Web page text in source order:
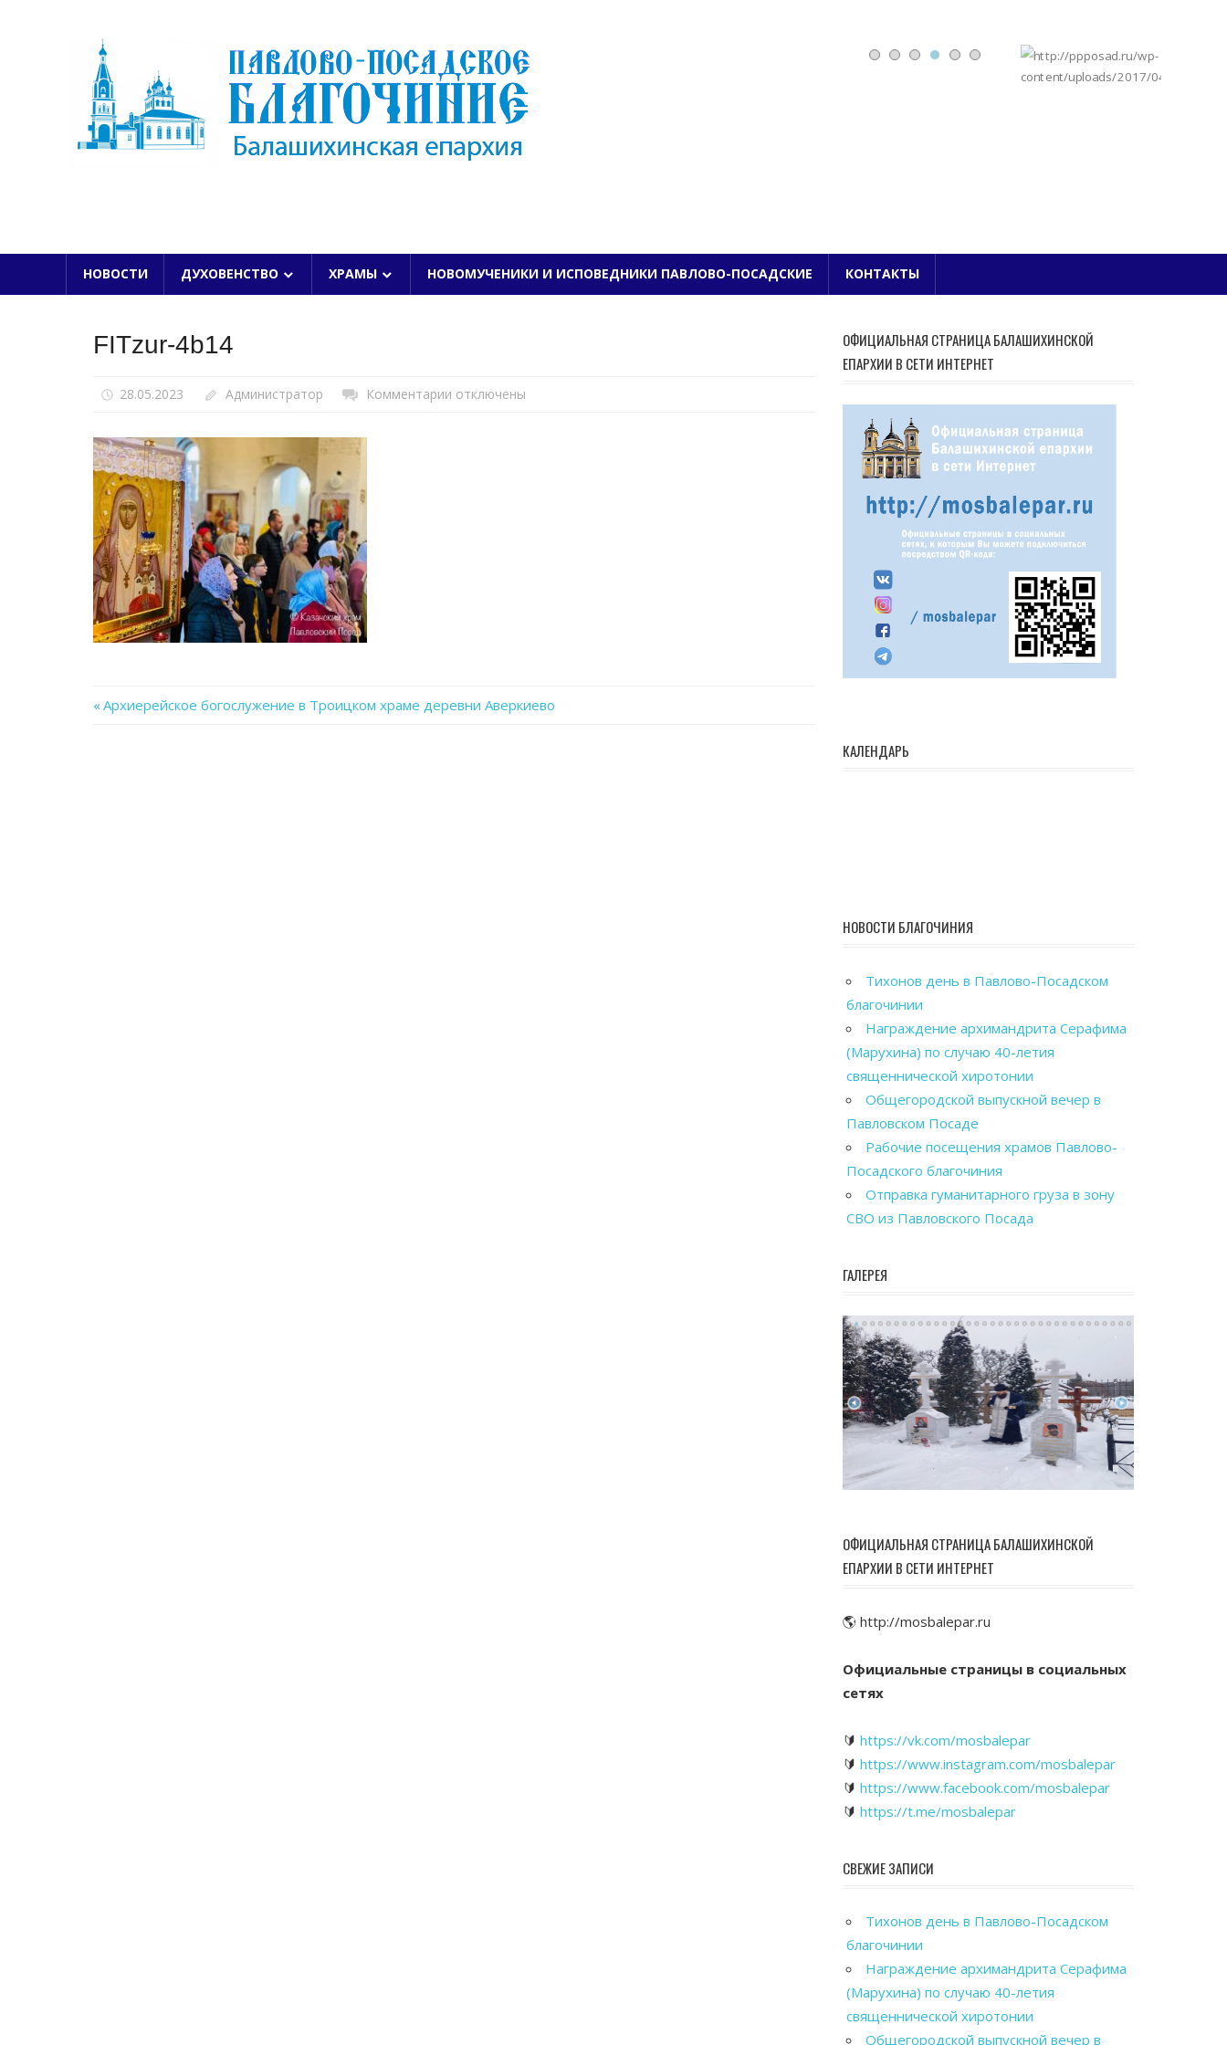
ПАВЛОВО-ПОСАДСКОЕ БЛАГОЧИНИЕ
НОВОСТИ ДУХОВЕНСТВО ХРАМЫ НОВОМУЧЕНИКИ И ИСПОВЕДНИКИ ПАВЛОВО-ПОСАДСКИЕ КОНТАКТЫ
FITzur-4b14
28.05.2023 Администратор Комментарии котключены
Previous
Архиерейское богослужение в Троицком храме деревни Аверкиево
ОФИЦИАЛЬНАЯ СТРАНИЦА БАЛАШИХИНСКОЙ
ЕПАРХИИ В СЕТИ ИНТЕРНЕТ
КАЛЕНДАРЬ
НОВОСТИ БЛАГОЧИНИЯ
Тихонов день в Павлово-Посадском
благочинии
Награждение архимандрита Серафима
(Марухина) по случаю 40-летия
священнической хиротонии
Общегородской выпускной вечер в
Павловском Посаде
Рабочие посещения храмов Павлово-
Посадского благочиния
Отправка гуманитарного груза в зону
СВО из Павловского Посада
ГАЛЕРЕЯ
ОФИЦИАЛЬНАЯ СТРАНИЦА БАЛАШИХИНСКОЙ
ЕПАРХИИ В СЕТИ ИНТЕРНЕТ
🌎 http://mosbalepar.ru
Официальные страницы в социальных
сетях
🔰 https://vk.com/mosbalepar
🔰 https://www.instagram.com/mosbalepar
🔰 https://www.facebook.com/mosbalepar
🔰 https://t.me/mosbalepar
СВЕЖИЕ ЗАПИСИ
Тихонов день в Павлово-Посадском
благочинии
Награждение архимандрита Серафима
(Марухина) по случаю 40-летия
священнической хиротонии
Общегородской выпускной вечер в